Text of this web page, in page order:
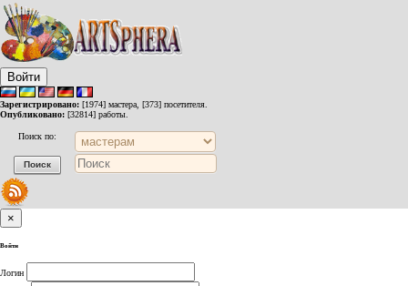
Войти
Зарегистрировано: [1974] мастера, [373] посетителя.
Опубликовано: [32814] работы.
Поиск по:
×
Войти
Логин